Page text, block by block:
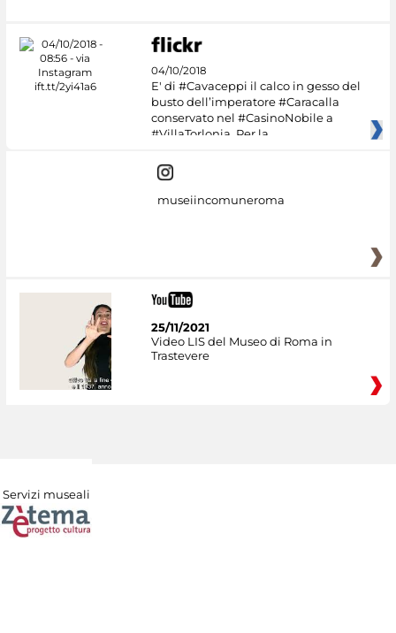
04/10/2018
E' di #Cavaceppi il calco in gesso del
busto dell’imperatore #Caracalla
conservato nel #CasinoNobile a
#VillaTorlonia. Per la
museiincomuneroma
25/11/2021
Video LIS del Museo di Roma in
Trastevere
Servizi museali